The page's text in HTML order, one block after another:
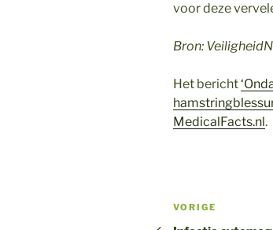
voor deze
Bron:
Het bericht
MedicalFacts.nl.
Bericht
Vorig
VORIGE